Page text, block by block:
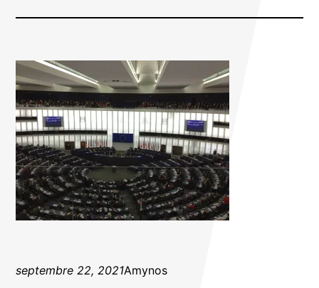
septembre 22, 2021Amynos